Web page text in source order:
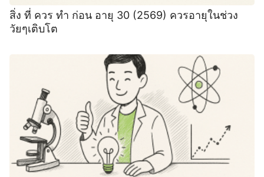
สิ่ง ที่ ควร ทํา ก่อน อายุ 30 (2569) ควรอายุในช่วง
วัยๆเติบโต